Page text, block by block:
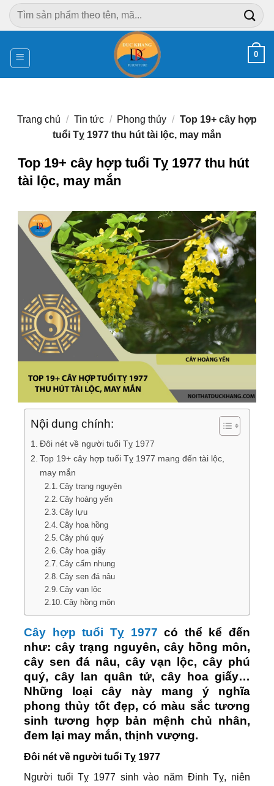
Chuyển
đến
dung
Tìm
kiếm:
0
Trang chủ / Tin tức / Phong thủy / Top 19+ cây hợp
tuổi Tỵ 1977 thu hút tài lộc, may mắn
Top 19+ cây hợp tuổi Tỵ 1977 thu hút
tài lộc, may mắn
Nội dung chính:
Đôi nét về người tuổi Tỵ 1977
Top 19+ cây hợp tuổi Tỵ 1977 mang đến tài lộc,
may mắn
Cây trạng nguyên
Cây hoàng yến
Cây lựu
Cây hoa hồng
Cây phú quý
Cây hoa giấy
Cây cẩm nhung
Cây sen đá nâu
Cây vạn lộc
Cây hồng môn
Cây hợp tuổi Tỵ 1977 có thể kể đến
như: cây trạng nguyên, cây hồng môn,
cây sen đá nâu, cây vạn lộc, cây phú
quý, cây lan quân tử, cây hoa giấy…
Những loại cây này mang ý nghĩa
phong thủy tốt đẹp, có màu sắc tương
sinh tương hợp bản mệnh chủ nhân,
đem lại may mắn, thịnh vượng.
Đôi nét về người tuổi Tỵ 1977
Người tuổi Tỵ 1977 sinh vào năm Đinh Tỵ, niên